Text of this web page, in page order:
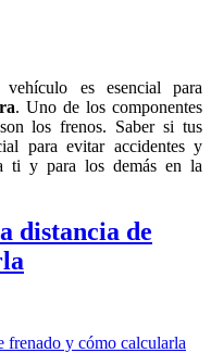
es esencial para
. Uno de los componentes
los frenos. Saber si tus
para evitar accidentes y
ti y para los demás en la
distancia de